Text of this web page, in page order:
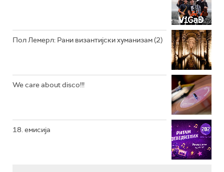
Пол Лемерл: Рани византијски хуманизам (2)
We care about disco!!!
18. емисија